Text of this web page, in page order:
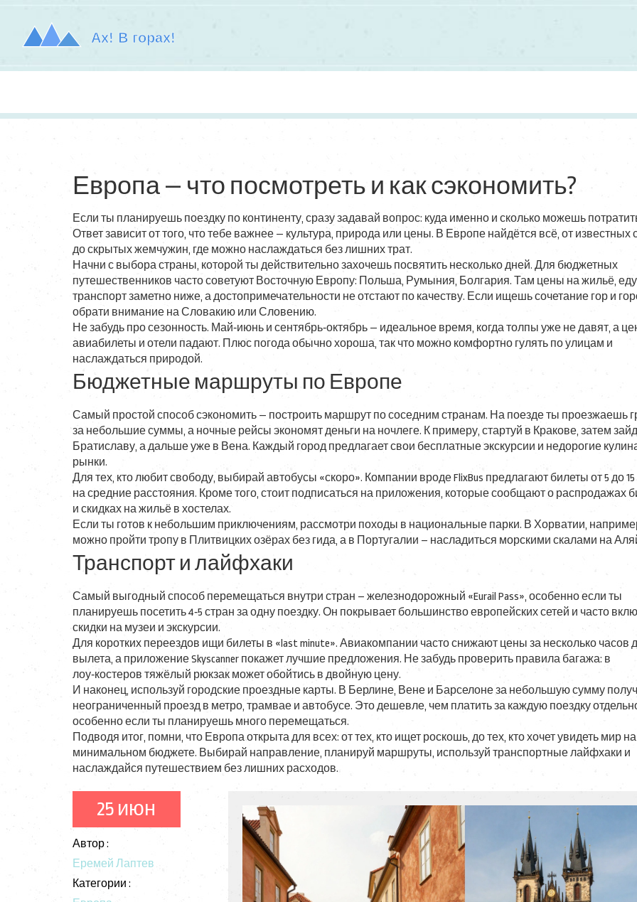
Европа — что посмотреть и как сэкономить?
Если ты планируешь поездку по континенту, сразу задавай вопрос: куда именно и сколько можешь
Ответ зависит от того, что тебе важнее — культура, природа или цены. В Европе найдётся всё, от известных
до скрытых жемчужин, где можно наслаждаться без лишних трат.
Начни с выбора страны, которой ты действительно захочешь посвятить несколько дней. Для бюджетных
путешественников часто советуют Восточную Европу: Польша, Румыния, Болгария. Там цены на жильё,
транспорт заметно ниже, а достопримечательности не отстают по качеству. Если ищешь сочетание гор и
обрати внимание на Словакию или Словению.
Не забудь про сезонность. Май‑июнь и сентябрь‑октябрь — идеальное время, когда толпы уже не давят, а
авиабилеты и отели падают. Плюс погода обычно хороша, так что можно комфортно гулять по улицам и
наслаждаться природой.
Бюджетные маршруты по Европе
Самый простой способ сэкономить — построить маршрут по соседним странам. На поезде ты проезжаешь
за небольшие суммы, а ночные рейсы экономят деньги на ночлеге. К примеру, стартуй в Кракове, затем
Братиславу, а дальше уже в Вена. Каждый город предлагает свои бесплатные экскурсии и недорогие
рынки.
Для тех, кто любит свободу, выбирай автобусы «скоро». Компании вроде FlixBus предлагают билеты от 5 до
на средние расстояния. Кроме того, стоит подписаться на приложения, которые сообщают о распродажах
и скидках на жильё в хостелах.
Если ты готов к небольшим приключениям, рассмотри походы в национальные парки. В Хорватии,
можно пройти тропу в Плитвицких озёрах без гида, а в Португалии – насладиться морскими скалами на
Транспорт и лайфхаки
Самый выгодный способ перемещаться внутри стран – железнодорожный «Eurail Pass», особенно если ты
планируешь посетить 4‑5 стран за одну поездку. Он покрывает большинство европейских сетей и часто
скидки на музеи и экскурсии.
Для коротких переездов ищи билеты в «last minute». Авиакомпании часто снижают цены за несколько часов
вылета, а приложение Skyscanner покажет лучшие предложения. Не забудь проверить правила багажа: в
лоу‑костеров тяжёлый рюкзак может обойтись в двойную цену.
И наконец, используй городские проездные карты. В Берлине, Вене и Барселоне за небольшую сумму
неограниченный проезд в метро, трамвае и автобусе. Это дешевле, чем платить за каждую поездку
особенно если ты планируешь много перемещаться.
Подводя итог, помни, что Европа открыта для всех: от тех, кто ищет роскошь, до тех, кто хочет увидеть мир на
минимальном бюджете. Выбирай направление, планируй маршруты, используй транспортные лайфхаки и
наслаждайся путешествием без лишних расходов.
25 июн
Автор :
Еремей Лаптев
Категории :